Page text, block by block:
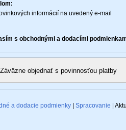
informácií na uvedený e-mail
s obchodnými a dodacími
a dodacie podmienky Spracovanie |